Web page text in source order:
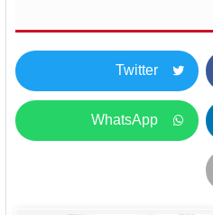
Twitter
WhatsApp